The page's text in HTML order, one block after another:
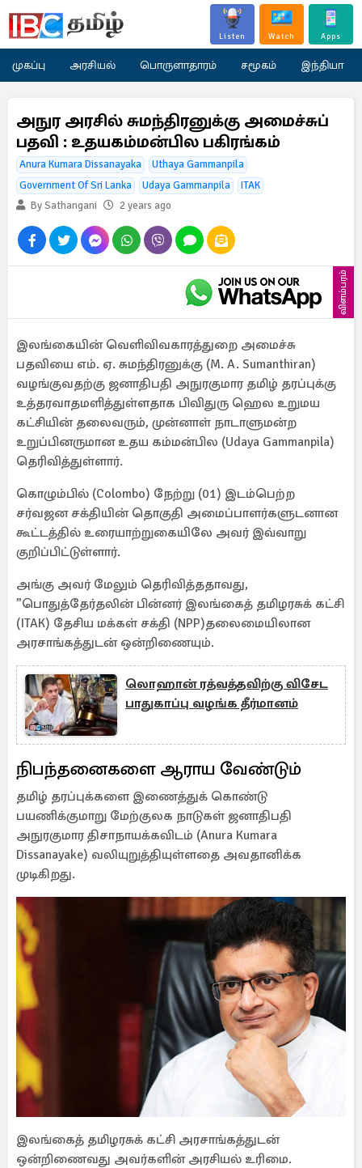
Listen Watch Apps
முகப்பு அரசியல் பொருளாதாரம் சமூகம் இந்தியா
அநுர அரசில் சுமந்திரனுக்கு அமைச்சுப்
பதவி : உதயகம்மன்பில பகிரங்கம்
Anura Kumara Dissanayaka
Uthaya Gammanpila
Government Of Sri Lanka
Udaya Gammanpila
ITAK
By Sathangani
2 years ago
விளம்பரம்
இலங்கையின் வெளிவிவகாரத்துறை அமைச்சு
பதவியை எம். ஏ. சுமந்திரனுக்கு (M. A. Sumanthiran)
வழங்குவதற்கு ஜனாதிபதி அநுரகுமார தமிழ் தரப்புக்கு
உத்தரவாதமளித்துள்ளதாக பிவிதுரு ஹெல உறுமய
கட்சியின் தலைவரும், முன்னாள் நாடாளுமன்ற
உறுப்பினருமான உதய கம்மன்பில (Udaya Gammanpila)
தெரிவித்துள்ளார்.
கொழும்பில் (Colombo) நேற்று (01) இடம்பெற்ற
சர்வஜன சக்தியின் தொகுதி அமைப்பாளர்களுடனான
கூட்டத்தில் உரையாற்றுகையிலே அவர் இவ்வாறு
குறிப்பிட்டுள்ளார்.
அங்கு அவர் மேலும் தெரிவித்ததாவது,
”பொதுத்தேர்தலின் பின்னர் இலங்கைத் தமிழரசுக் கட்சி
(ITAK) தேசிய மக்கள் சக்தி (NPP)தலைமையிலான
அரசாங்கத்துடன் ஒன்றிணையும்.
லொஹான் ரத்வத்தவிற்கு விசேட
பாதுகாப்பு வழங்க தீர்மானம்
நிபந்தனைகளை ஆராய வேண்டும்
தமிழ் தரப்புக்களை இணைத்துக் கொண்டு
பயணிக்குமாறு மேற்குலக நாடுகள் ஜனாதிபதி
அநுரகுமார திசாநாயக்கவிடம் (Anura Kumara
Dissanayake) வலியுறுத்தியுள்ளதை அவதானிக்க
முடிகிறது.
இலங்கைத் தமிழரசுக் கட்சி அரசாங்கத்துடன்
ஒன்றிணைவது அவர்களின் அரசியல் உரிமை.